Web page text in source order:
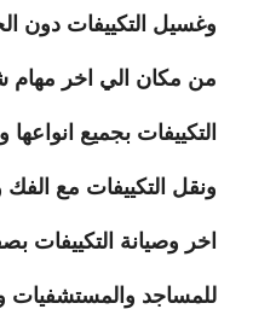
وغسيل التكييفات دون
من مكان الي اخر مهام
التكييفات بجميع انواعها
ونقل التكييفات مع
اخر وصيانة التكييفات
للمساجد والمستشفيات